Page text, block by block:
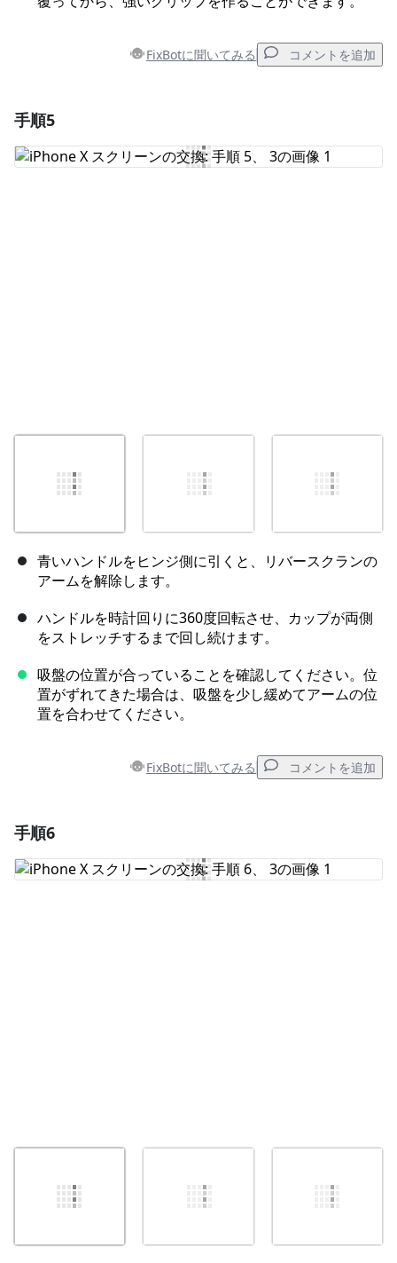
FixBotに聞いてみる コメントを追加
コメントを追加
手順5
青いハンドルをヒンジ側に引くと、リバースクランの
アームを解除します。
ハンドルを時計回りに360度回転させ、カップが両側
をストレッチするまで回し続けます。
吸盤の位置が合っていることを確認してください。位
置がずれてきた場合は、吸盤を少し緩めてアームの位
置を合わせてください。
FixBotに聞いてみる コメントを追加
コメントを追加
手順6